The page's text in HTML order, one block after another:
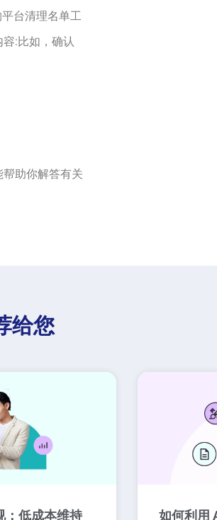
台清理名单工
:比如，确认
助你解答有关
给您
：低成本维持 如何利用